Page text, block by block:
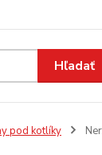
Hľadať
pod kotlíky